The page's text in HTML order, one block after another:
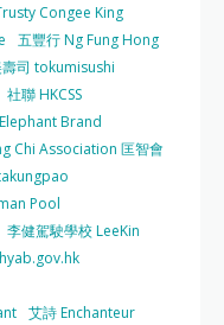
Congee King
五豐行 Ng Fung Hong
司 tokumisushi
社聯 HKCSS
Brand
Chi Association 匡智會
Pool
李健駕駛學校 LeeKin
艾詩 Enchanteur